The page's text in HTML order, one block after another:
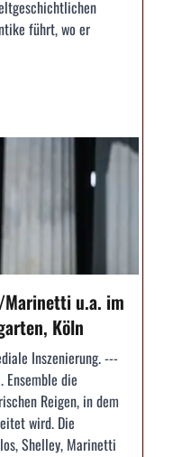
führt, wo er
Marinetti u.a. im
Köln
Inszenierung. ---
Ensemble die
Reigen, in dem
wird. Die
Shelley, Marinetti